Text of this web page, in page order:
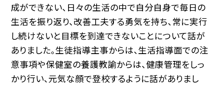
成ができない、日々の生活の中で自分自身で毎日の
生活を振り返り、改善工夫する勇気を持ち、常に実行
し続けないと目標を到達できないことについて話が
ありました。生徒指導主事からは、生活指導面での注
意事項や保健室の養護教諭からは、健康管理をしっ
かり行い、元気な顔で登校するように話がありまし